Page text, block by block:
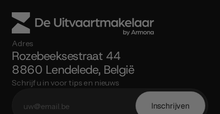
Adres
Rozebeeksestraat 44
8860 Lendelede, België
Schrijf u in voor tips en nieuws
Inschrijven